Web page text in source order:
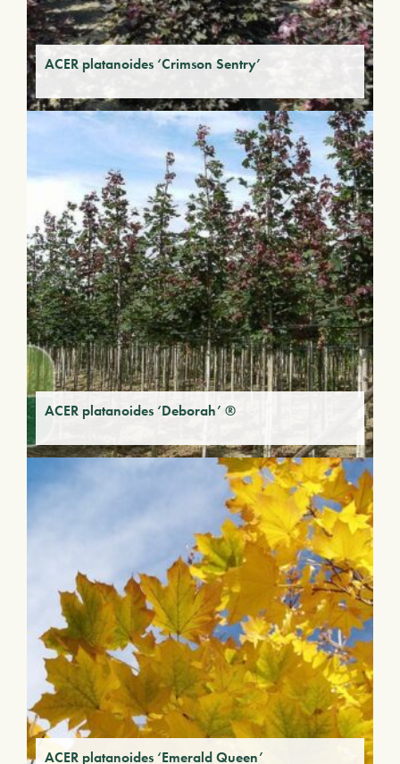
ACER platanoides ‘Crimson Sentry’
ACER platanoides ‘Deborah’ ®
ACER platanoides ‘Emerald Queen’